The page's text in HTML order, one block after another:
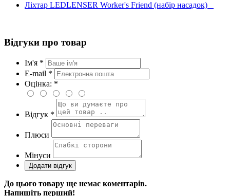
Ліхтар LEDLENSER Worker's Friend (набір насадок)
Відгуки про товар
Ім'я *
E-mail *
Оцінка: *
Відгук *
Плюси
Мінуси
До цього товару ще немає коментарів.
Напишіть перший!